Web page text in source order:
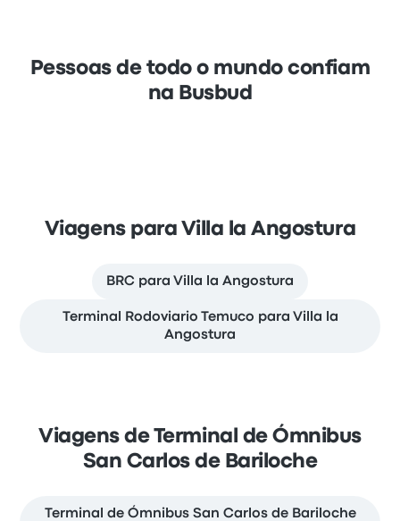
Pessoas de todo o mundo confiam
na Busbud
Viagens para Villa la Angostura
BRC para Villa la Angostura
Terminal Rodoviario Temuco para Villa la
Angostura
Viagens de Terminal de Ómnibus
San Carlos de Bariloche
Terminal de Ómnibus San Carlos de Bariloche